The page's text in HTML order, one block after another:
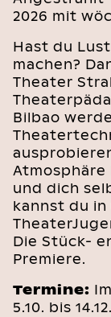
2026 mit
Hast du
machen?
Theater
Bilbao
Atmosphäre
und dich
kannst du in
Die Stück-
Premiere.
Termine:
5.10. bis